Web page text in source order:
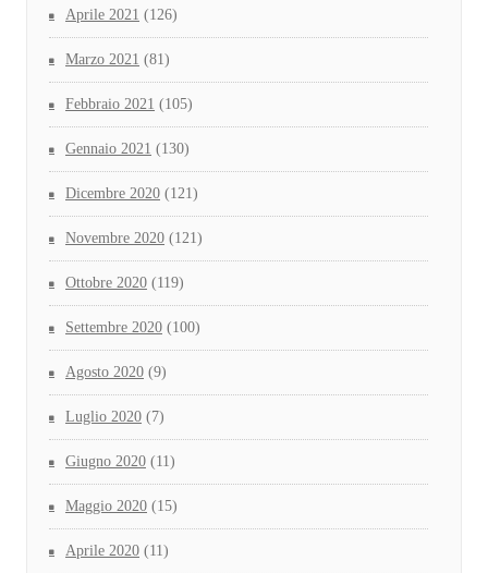
Aprile 2021 (126)
Marzo 2021 (81)
Febbraio 2021 (105)
Gennaio 2021 (130)
Dicembre 2020 (121)
Novembre 2020 (121)
Ottobre 2020 (119)
Settembre 2020 (100)
Agosto 2020 (9)
Luglio 2020 (7)
Giugno 2020 (11)
Maggio 2020 (15)
Aprile 2020 (11)